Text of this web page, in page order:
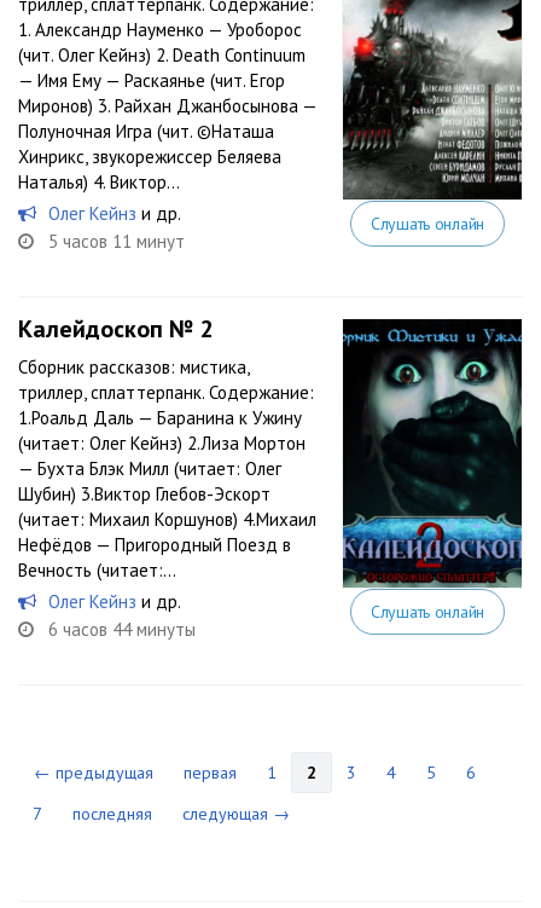
1. Александр Науменко — Уроборос
(чит. Олег Кейнз) 2. Death Continuum
— Имя Ему — Раскаянье (чит. Егор
Миронов) 3. Райхан Джанбосынова —
Полуночная Игра (чит. ©Наташа
Хинрикс, звукорежиссер Беляева
Наталья) 4. Виктор...
Олег Кейнз и др.
5 часов 11 минут
Слушать онлайн
Калейдоскоп № 2
Сборник рассказов: мистика,
триллер, сплаттерпанк. Содержание:
1.Роальд Даль — Баранина к Ужину
(читает: Олег Кейнз) 2.Лиза Мортон
— Бухта Блэк Милл (читает: Олег
Шубин) 3.Виктор Глебов-Эскорт
(читает: Михаил Коршунов) 4.Михаил
Нефёдов — Пригородный Поезд в
Вечность (читает:...
Олег Кейнз и др.
6 часов 44 минуты
Слушать онлайн
← предыдущая первая 1 2 3 4 5
6
7
последняя следующая →